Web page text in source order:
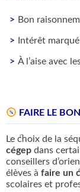
Bon
Intérêt
À l’aise avec
FAIRE LE
Le choix de la
cégep dans
conseillers
élèves à faire un
scolaires et